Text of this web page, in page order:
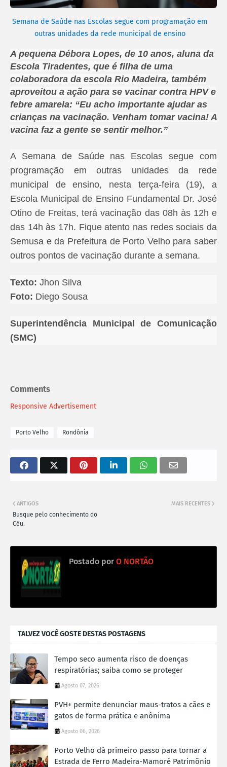
Semana de Saúde nas Escolas segue com programação em
outras unidades da rede municipal de ensino
A pequena Débora Lopes, de 10 anos, aluna da
Escola Tiradentes, que é filha de uma
colaboradora da escola Rio Madeira, também
aproveitou a ação para se vacinar contra HPV e
febre amarela: “Eu acho importante ajudar as
crianças na vacinação. Venham tomar vacina! A
vacina faz a gente se sentir melhor.”
A Semana de Saúde nas Escolas segue com
programação em outras unidades da rede
municipal de ensino, nesta terça-feira (19), a
Escola Municipal de Ensino Fundamental Dr. José
Otino de Freitas, terá vacinação das 08h às 12h e
das 14h às 17h. Fique atento nas redes sociais da
Semusa e da Prefeitura de Porto Velho para saber
outros pontos de vacinação durante a semana.
Texto: Jhon Silva
Foto: Diego Sousa
Superintendência Municipal de Comunicação
(SMC)
Comments
Responsive Advertisement
Porto Velho Rondônia
MAIS RECENTES
ANTIGOS
Busque pelo conhecimento do
Céu.
Postado por O NORTÃO
TALVEZ VOCÊ GOSTE DESTAS POSTAGENS
Tempo seco aumenta risco de doenças
respiratórias; saiba como se proteger
Agosto 07, 2026
PVH+ permite denunciar maus-tratos a cães e
gatos de forma prática e anônima
Agosto 06, 2026
Porto Velho dá primeiro passo para tornar a
Estrada de Ferro Madeira-Mamoré Patrimônio